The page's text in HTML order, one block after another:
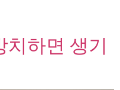
치하면 생기